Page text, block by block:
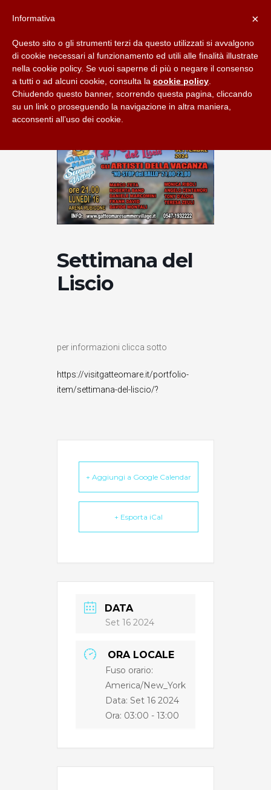
Settimana del
Liscio
per informazioni clicca sotto
https://visitgatteomare.it/portfolio-
item/settimana-del-liscio/?
+ Aggiungi a Google Calendar
+ Esporta iCal
DATA
Set 16 2024
ORA LOCALE
Fuso orario:
America/New_York
Data: Set 16 2024
Ora: 03:00 - 13:00
×
Informativa
Questo sito o gli strumenti terzi da questo utilizzati si avvalgono
di cookie necessari al funzionamento ed utili alle finalità illustrate
nella cookie policy. Se vuoi saperne di più o negare il consenso
a tutti o ad alcuni cookie, consulta la cookie policy
Chiudendo questo banner, scorrendo questa pagina, cliccando
su un link o proseguendo la navigazione in altra maniera,
acconsenti all’uso dei cookie.